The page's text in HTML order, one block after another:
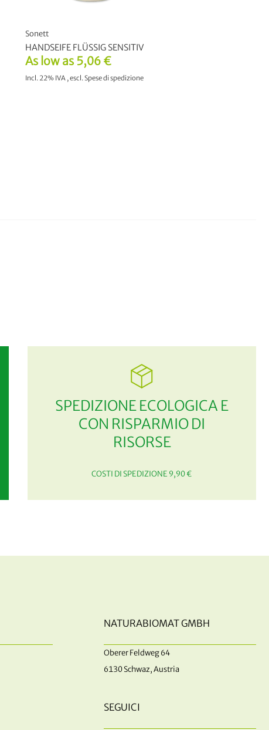
As low as 5,06 €
Incl. 22% IVA ,escl.Spese di spedizione
Sonett
HANDSEIFE FLÜSSIG SENSITIV
SPEDIZIONE ECOLOGICA E
CON RISPARMIO DI
RISORSE
COSTI DI SPEDIZIONE 9,90 €
NATURABIOMAT GMBH
Oberer Feldweg 64
6130 Schwaz, Austria
SEGUICI